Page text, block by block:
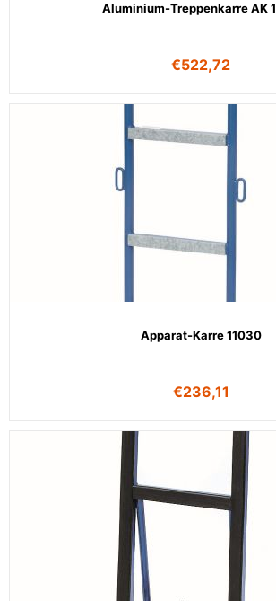
Aluminium-Treppenkarre AK
€522,72
Apparat-Karre 11030
€236,11